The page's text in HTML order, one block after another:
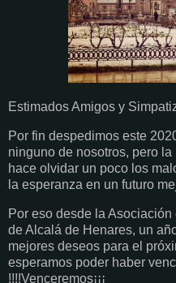
Estimados Amigos y
Por fin despedimos este
ninguno de nosotros, pero
hace olvidar un poco los
la esperanza en un futuro
Por eso desde la
de Alcalá de Henares, un
mejores deseos para el
esperamos poder haber
!!!!Venceremos¡¡¡